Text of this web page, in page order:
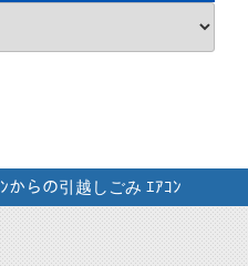
からの引越しごみ ｴｱｺﾝ